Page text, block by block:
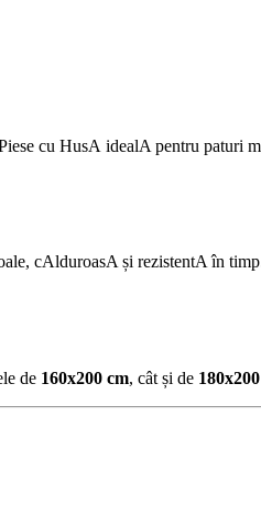
cu HusA idealA pentru
cAlduroasA și rezistentA în
de 160x200 cm, cât și de